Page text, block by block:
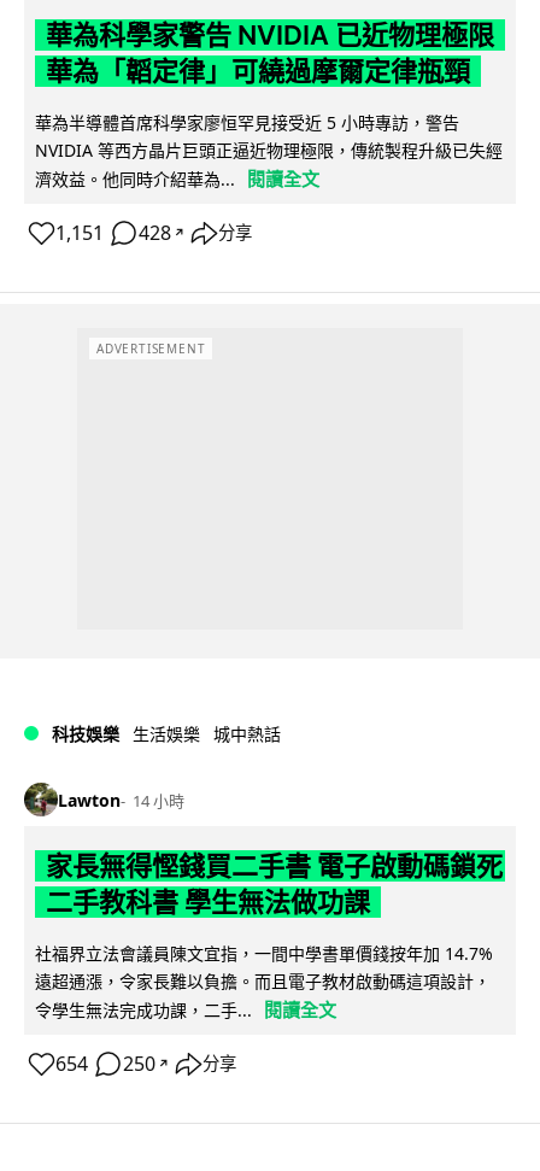
華為科學家警告 NVIDIA 已近物理極限
華為「韜定律」可繞過摩爾定律瓶頸
華為半導體首席科學家廖恒罕見接受近 5 小時專訪，警告
NVIDIA 等西方晶片巨頭正逼近物理極限，傳統製程升級已失經
濟效益。他同時介紹華為...
閱讀全文
1,151 428 ↗ 分享
ADVERTISEMENT
科技娛樂 生活娛樂 城中熱話
Lawton 14 小時
家長無得慳錢買二手書 電子啟動碼鎖死
二手教科書 學生無法做功課
社福界立法會議員陳文宜指，一間中學書單價錢按年加 14.7%
遠超通漲，令家長難以負擔。而且電子教材啟動碼這項設計，
令學生無法完成功課，二手...
閱讀全文
654 250 ↗ 分享